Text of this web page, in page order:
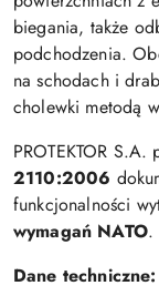
biegania, także
podchodzenia.
na schodach i
cholewki metodą
PROTEKTOR S.A.
2110:2006
funkcjonalności
wymagań NATO.
Dane techniczne: